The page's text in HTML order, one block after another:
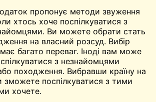
пропонує методи звуження
хтось хоче поспілкуватися з
. Ви можете обрати стать
на власний розсуд. Вибір
багато переваг. Іноді вам може
з незнайомцями
походження. Вибравши країну на
зможете поспілкуватися з тими
хочете.